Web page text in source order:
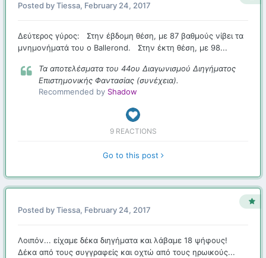
Posted byTiessa, February 24, 2017
Δεύτερος γύρος: Στην έβδομη θέση, με 87 βαθμούς νίβει τα
μνημονήματά του ο Ballerond. Στην έκτη θέση, με 98...
Τα αποτελέσματα του 44ου Διαγωνισμού Διηγήματος
Επιστημονικής Φαντασίας (συνέχεια).
Recommended by Shadow
9 REACTIONS
Go to this post
Posted byTiessa, February 24, 2017
Λοιπόν... είχαμε δέκα διηγήματα και λάβαμε 18 ψήφους!
Δέκα από τους συγγραφείς και οχτώ από τους ηρωικούς...